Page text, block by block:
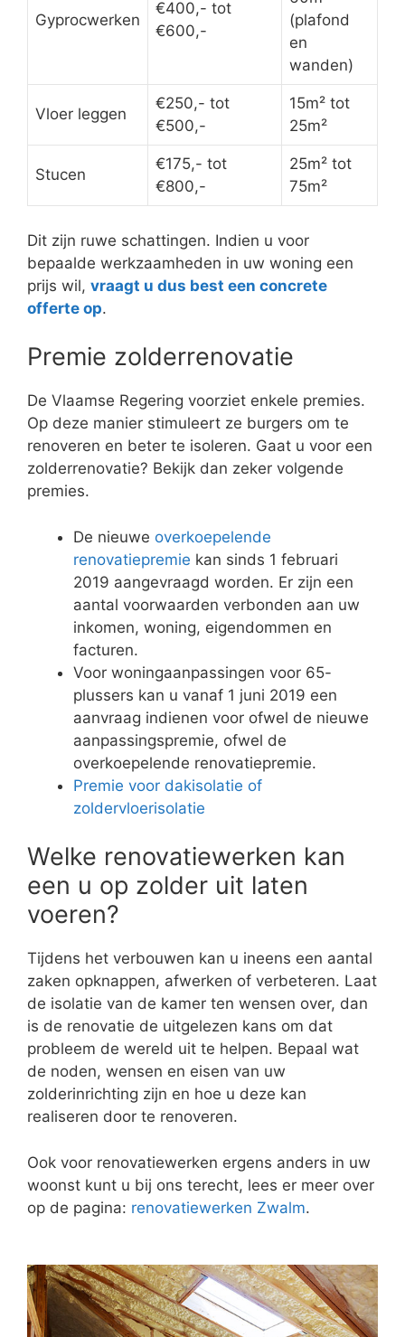
Gyprocwerken
€400,- tot
€600,-
(plafond
en
wanden)
Vloer leggen
€250,- tot
€500,-
15m² tot
25m²
Stucen
€175,- tot
€800,-
25m² tot
75m²
Dit zijn ruwe schattingen. Indien u voor
bepaalde werkzaamheden in uw woning een
prijs wil, vraagt u dus best een concrete
offerte op.
Premie zolderrenovatie
De Vlaamse Regering voorziet enkele premies.
Op deze manier stimuleert ze burgers om te
renoveren en beter te isoleren. Gaat u voor een
zolderrenovatie? Bekijk dan zeker volgende
premies.
De nieuwe overkoepelende
renovatiepremie kan sinds 1 februari
2019 aangevraagd worden. Er zijn een
aantal voorwaarden verbonden aan uw
inkomen, woning, eigendommen en
facturen.
Voor woningaanpassingen voor 65-
plussers kan u vanaf 1 juni 2019 een
aanvraag indienen voor ofwel de nieuwe
aanpassingspremie, ofwel de
overkoepelende renovatiepremie.
Premie voor dakisolatie of
zoldervloerisolatie
Welke renovatiewerken kan
een u op zolder uit laten
voeren?
Tijdens het verbouwen kan u ineens een aantal
zaken opknappen, afwerken of verbeteren. Laat
de isolatie van de kamer ten wensen over, dan
is de renovatie de uitgelezen kans om dat
probleem de wereld uit te helpen. Bepaal wat
de noden, wensen en eisen van uw
zolderinrichting zijn en hoe u deze kan
realiseren door te renoveren.
Ook voor renovatiewerken ergens anders in uw
woonst kunt u bij ons terecht, lees er meer over
op de pagina: renovatiewerken Zwalm.